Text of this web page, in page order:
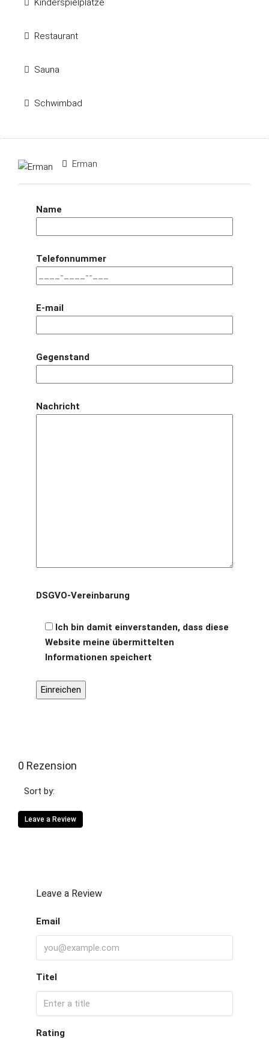
Kinderspielplätze
Restaurant
Sauna
Schwimbad
Erman
Name
Telefonnummer
E-mail
Gegenstand
Nachricht
DSGVO-Vereinbarung
Ich bin damit einverstanden, dass diese
Website meine übermittelten
Informationen speichert
0 Rezension
Sort by:
Leave a Review
Leave a Review
Email
Titel
Rating